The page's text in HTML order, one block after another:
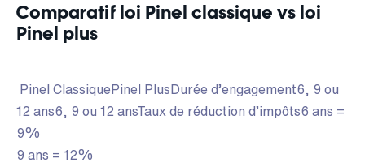
Comparatif loi Pinel classique vs loi
Pinel plus
Pinel ClassiquePinel PlusDurée d’engagement6, 9 ou
12 ans6, 9 ou 12 ansTaux de réduction d’impôts6 ans =
9%
9 ans = 12%